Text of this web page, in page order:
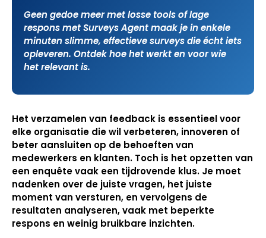
Geen gedoe meer met losse tools of lage
respons met Surveys Agent maak je in enkele
minuten slimme, effectieve surveys die écht iets
opleveren. Ontdek hoe het werkt en voor wie
het relevant is.
Het verzamelen van feedback is essentieel voor
elke organisatie die wil verbeteren, innoveren of
beter aansluiten op de behoeften van
medewerkers en klanten. Toch is het opzetten van
een enquête vaak een tijdrovende klus. Je moet
nadenken over de juiste vragen, het juiste
moment van versturen, en vervolgens de
resultaten analyseren, vaak met beperkte
respons en weinig bruikbare inzichten.